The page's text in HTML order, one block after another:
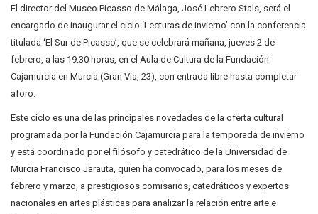
El director del Museo Picasso de Málaga, José Lebrero Stals, será el
encargado de inaugurar el ciclo ‘Lecturas de invierno’ con la conferencia
titulada ‘El Sur de Picasso’, que se celebrará mañana, jueves 2 de
febrero, a las 19:30 horas, en el Aula de Cultura de la Fundación
Cajamurcia en Murcia (Gran Vía, 23), con entrada libre hasta completar
aforo.
Este ciclo es una de las principales novedades de la oferta cultural
programada por la Fundación Cajamurcia para la temporada de invierno
y está coordinado por el filósofo y catedrático de la Universidad de
Murcia Francisco Jarauta, quien ha convocado, para los meses de
febrero y marzo, a prestigiosos comisarios, catedráticos y expertos
nacionales en artes plásticas para analizar la relación entre arte e